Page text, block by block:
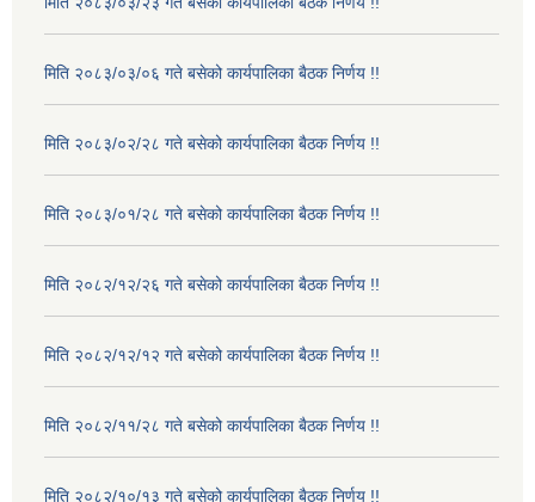
मिति २०८३/०३/०६ गते बसेको कार्यपालिका बैठक निर्णय !!
मिति २०८३/०२/२८ गते बसेको कार्यपालिका बैठक निर्णय !!
मिति २०८३/०१/२८ गते बसेको कार्यपालिका बैठक निर्णय !!
मिति २०८२/१२/२६ गते बसेको कार्यपालिका बैठक निर्णय !!
मिति २०८२/१२/१२ गते बसेको कार्यपालिका बैठक निर्णय !!
मिति २०८२/११/२८ गते बसेको कार्यपालिका बैठक निर्णय !!
मिति २०८२/१०/१३ गते बसेको कार्यपालिका बैठक निर्णय !!